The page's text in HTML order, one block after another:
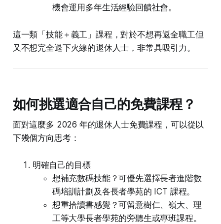
機會運用多年生活經驗回饋社會。
這一類「技能＋義工」課程，對於不想再返全職工但
又不想完全退下火線的退休人士，非常具吸引力。
如何挑選適合自己的免費課程？
面對這麼多 2026 年的退休人士免費課程，可以從以
下幾個方向思考：
明確自己的目標
想補充數碼技能？可優先選擇長者進階數
碼培訓計劃及各長者學苑的 ICT 課程。
想重拾讀書感覺？可留意樹仁、嶺大、理
工等大學長者學苑的旁聽生或專班課程。